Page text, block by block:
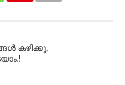
കഴിക്കൂ,